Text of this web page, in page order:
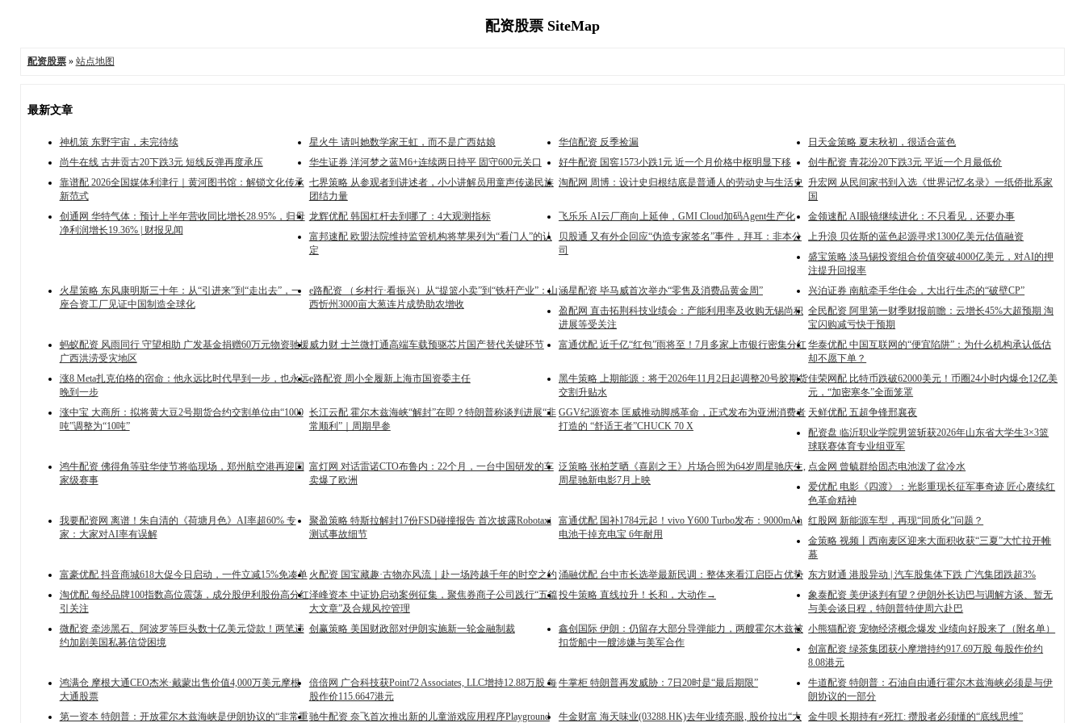
配资股票 SiteMap
配资股票» 站点地图
最新文章
神机策 东野宇宙，未完待续 星火牛 请叫她数学家王虹，而不是广西姑娘 华信配资 反季捡漏
日天金策略 夏末秋初，很适合蓝色
尚牛在线 古井贡古20下跌3元 短线反弹再度承压
华生证券 洋河梦之蓝M6+连续两日持平 固守600元关口 好牛配资 国窖1573小跌1元 近一个月价格中枢明显下移
创牛配资 青花汾20下跌3元 平近一个月最低价
靠谱配 2026全国媒体利津行｜黄河图书馆：解锁文化传承
新范式
七界策略 从参观者到讲述者，小小讲解员用童声传递民族
团结力量
淘配网 周博：设计史归根结底是普通人的劳动史与生活史 升宏网 从民间家书到入选《世界记忆名录》一纸侨批系家
国
创通网 华特气体：预计上半年营收同比增长28.95%，归母
净利润增长19.36% | 财报见闻
龙辉优配 韩国杠杆去到哪了：4大观测指标 飞乐乐 AI云厂商向上延伸，GMI Cloud加码Agent生产化
金领速配 AI眼镜继续进化：不只看见，还要办事
富邦速配 欧盟法院维持监管机构将苹果列为“看门人”的认
定
贝股通 又有外企回应“伪造专家签名”事件，拜耳：非本公
司
上升浪 贝佐斯的蓝色起源寻求1300亿美元估值融资
盛宝策略 淡马锡投资组合价值突破4000亿美元，对AI的押
注提升回报率
火星策略 东风康明斯三十年：从“引进来”到“走出去”，一
座合资工厂见证中国制造全球化
e路配资 （乡村行·看振兴）从“提篮小卖”到“铁杆产业”：山
西忻州3000亩大葱连片成势助农增收
涵星配资 毕马威首次举办“零售及消费品黄金周”
兴泊证券 南航牵手华住会，大出行生态的“破壁CP”
盈配网 直击拓荆科技业绩会：产能利用率及收购无锡尚积
进展等受关注
全民配资 阿里第一财季财报前瞻：云增长45%大超预期 淘
宝闪购减亏快于预期
蚂蚁配资 风雨同行 守望相助 广发基金捐赠60万元物资驰援
广西洪涝受灾地区
威力财 士兰微打通高端车载预驱芯片国产替代关键环节 富通优配 近千亿“红包”雨将至！7月多家上市银行密集分红 华泰优配 中国互联网的“便宜陷阱”：为什么机构承认低估
却不愿下单？
涨8 Meta扎克伯格的宿命：他永远比时代早到一步，也永远
晚到一步
e路配资 周小全履新上海市国资委主任
黑牛策略 上期能源：将于2026年11月2日起调整20号胶期货
交割升贴水
佳荣网配 比特币跌破62000美元！币圈24小时内爆仓12亿美
元，“加密寒冬”全面笼罩
涨中宝 大商所：拟将黄大豆2号期货合约交割单位由“1000
吨”调整为“10吨”
长江云配 霍尔木兹海峡“解封”在即？特朗普称谈判进展“非
常顺利”｜周期早参
GGV纪源资本 匡威推动脚感革命，正式发布为亚洲消费者
打造的 “舒适王者”CHUCK 70 X
天鲜优配 五超争锋邢襄夜
配资盘 临沂职业学院男篮斩获2026年山东省大学生3×3篮
球联赛体育专业组亚军
鸿牛配资 佛得角等驻华使节将临现场，郑州航空港再迎国
家级赛事
富灯网 对话雷诺CTO布鲁内：22个月，一台中国研发的车
卖爆了欧洲
泛策略 张柏芝晒《喜剧之王》片场合照为64岁周星驰庆生,
周星驰新电影7月上映
点金网 曾毓群给固态电池泼了盆冷水
爱优配 电影《四渡》：光影重现长征军事奇迹 匠心赓续红
色革命精神
我要配资网 离谱！朱自清的《荷塘月色》AI率超60% 专
家：大家对AI率有误解
聚盈策略 特斯拉解封17份FSD碰撞报告 首次披露Robotaxi
测试事故细节
富通优配 国补1784元起！vivo Y600 Turbo发布：9000mAh
电池干掉充电宝 6年耐用
红股网 新能源车型，再现“同质化”问题？
金策略 视频丨西南麦区迎来大面积收获“三夏”大忙拉开帷
幕
富豪优配 抖音商城618大促今日启动，一件立减15%免凑单 火配资 国宝藏趣·古物亦风流｜赴一场跨越千年的时空之约 涌融优配 台中市长选举最新民调：整体来看江启臣占优势 东方财通 港股异动 | 汽车股集体下跌 广汽集团跌超3%
淘优配 每经品牌100指数高位震荡，成分股伊利股份高分红
引关注
泽峰资本 中证协启动案例征集，聚焦券商子公司践行“五篇
大文章”及合规风控管理
投牛策略 直线拉升！长和，大动作→
象泰配资 美伊谈判有望？伊朗外长访巴与调解方谈、暂无
与美会谈日程，特朗普特使周六赴巴
微配资 牵涉黑石、阿波罗等巨头数十亿美元贷款！两笔违
约加剧美国私募信贷困境
创赢策略 美国财政部对伊朗实施新一轮金融制裁
鑫创国际 伊朗：仍留存大部分导弹能力，两艘霍尔木兹被
扣货船中一艘涉嫌与美军合作
小熊猫配资 宠物经济概念爆发 业绩向好股来了（附名单）
创富配资 绿茶集团获小摩增持约917.69万股 每股作价约
8.08港元
鸿满仓 摩根大通CEO杰米·戴蒙出售价值4,000万美元摩根
大通股票
倍倍网 广合科技获Point72 Associates, LLC增持12.88万股 每
股作价115.6647港元
牛掌柜 特朗普再发威胁：7日20时是“最后期限”
牛道配资 特朗普：石油自由通行霍尔木兹海峡必须是与伊
朗协议的一部分
第一资本 特朗普：开放霍尔木兹海峡是伊朗协议的“非常重驰牛配资 奈飞首次推出新的儿童游戏应用程序Playground 牛金财富 海天味业(03288.HK)去年业绩亮眼, 股价拉出“大 金牛呗 长期持有≠死扛: 攒股者必须懂的“底线思维”